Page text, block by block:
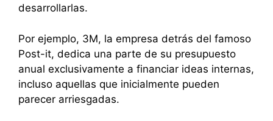
desarrollarlas.
Por ejemplo, 3M, la empresa detrás del famoso
Post-it, dedica una parte de su presupuesto
anual exclusivamente a financiar ideas internas,
incluso aquellas que inicialmente pueden
parecer arriesgadas.